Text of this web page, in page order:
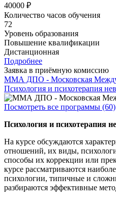
40000 ₽
Количество часов обучения
72
Уровень образования
Повышение квалификации
Дистанционная
Подробнее
Заявка в приёмную комиссию
ММА ДПО - Московская
Психология и психотерапия
Посмотреть все программы (60)
Психология и психотерапия
На курсе обсуждаются
отношений, их виды,
способы их коррекции или
курсе рассматриваются
психологии, типичные и
разбираются эффективные